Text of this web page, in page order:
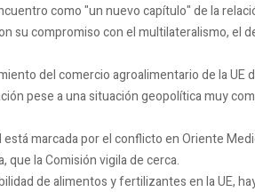
como "un nuevo capítulo" de la
su compromiso con el multilateralismo, el
del comercio agroalimentario de la UE
pese a una situación geopolítica muy
marcada por el conflicto en Oriente
que la Comisión vigila de cerca.
de alimentos y fertilizantes en la UE,